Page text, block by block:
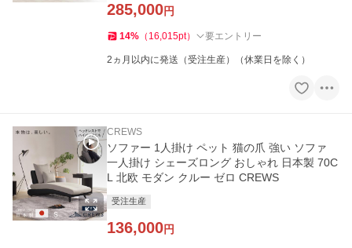
285,000円
14% （ 16,015pt） 要エントリー
2ヵ月以内に発送（受注生産）（休業日を除く）
CREWS
ソファー 1人掛け ペット 猫の爪 強い ソファ
一人掛け シェーズロング おしゃれ 日本製 70C
L 北欧 モダン クルー ゼロ CREWS
受注生産
136,000円